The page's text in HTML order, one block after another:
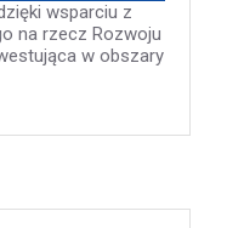
wsparciu z
na rzecz Rozwoju
w obszary